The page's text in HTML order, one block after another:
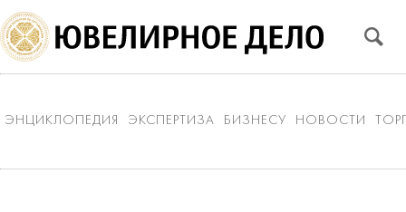
ЭНЦИКЛОПЕДИЯ ЭКСПЕРТИЗА БИЗНЕСУ НОВОСТИ